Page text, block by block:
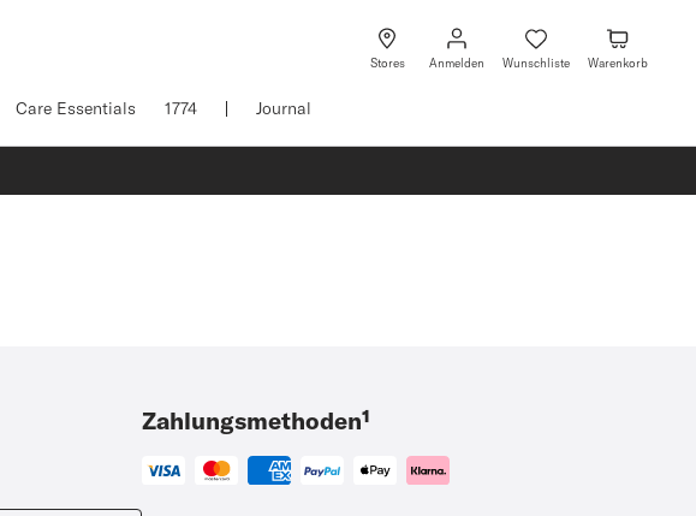
Stores Anmelden
Anmelden
Wunschliste
Wunschliste
Warenkorb
Warenkorb
Care Essentials 1774 Journal
Zahlungsmethoden¹